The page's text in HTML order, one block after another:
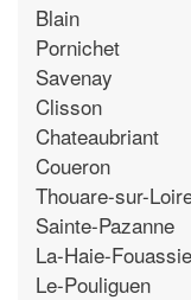
Blain
Pornichet
Savenay
Clisson
Chateaubriant
Coueron
Thouare-sur-
Sainte-Pazanne
La-Haie-
Le-Pouliguen